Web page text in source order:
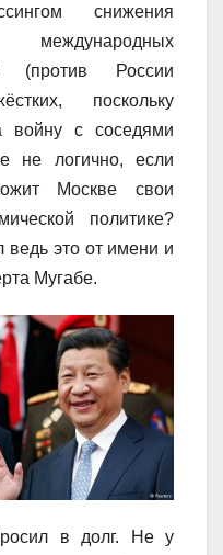
снижения
(против России
поскольку
войну с соседями
не логично, если
Москве свои
политике?
ведь это от имени и
Мугабе.
в долг. Не у